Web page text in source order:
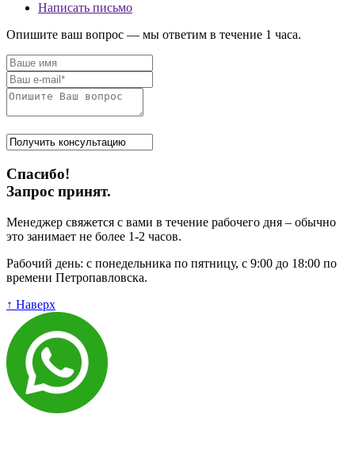
Написать письмо
Опишите ваш вопрос — мы ответим в течение 1 часа.
Спасибо!
Запрос принят.
Менеджер свяжется с вами в течение рабочего дня – обычно
это занимает не более 1-2 часов.
Рабочий день: с понедельника по пятницу, с 9:00 до 18:00 по
времени Петропавловска.
↑ Наверх